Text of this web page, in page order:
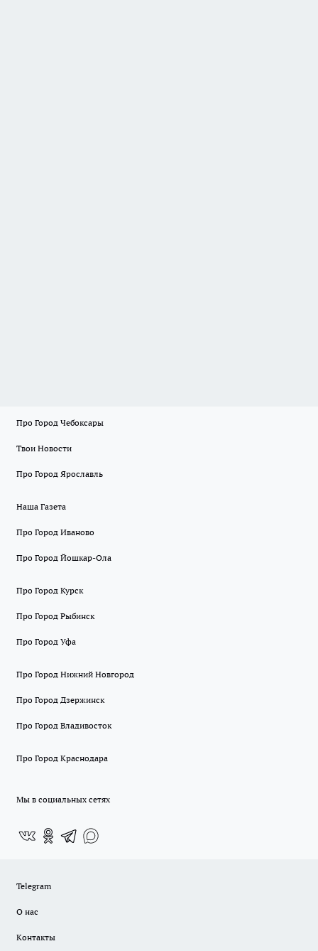
Про Город Чебоксары
Твои Новости
Про Город Ярославль
Наша Газета
Про Город Иваново
Про Город Йошкар-Ола
Про Город Курск
Про Город Рыбинск
Про Город Уфа
Про Город Нижний Новгород
Про Город Дзержинск
Про Город Владивосток
Про Город Краснодара
Мы в социальных сетях
Telegram
О нас
Контакты